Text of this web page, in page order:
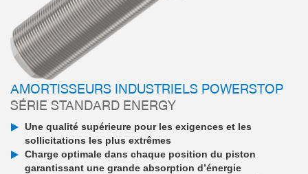
AMORTISSEURS INDUSTRIELS POWERSTOP
SÉRIE STANDARD ENERGY
Une qualité supérieure pour les exigences et les
sollicitations les plus extrêmes
Charge optimale dans chaque position du piston
garantissant une grande absorption d’énergie